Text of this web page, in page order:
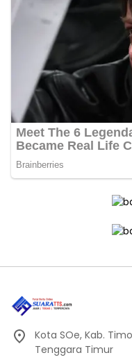
Kota SOe, Kab.
Tenggara Timur